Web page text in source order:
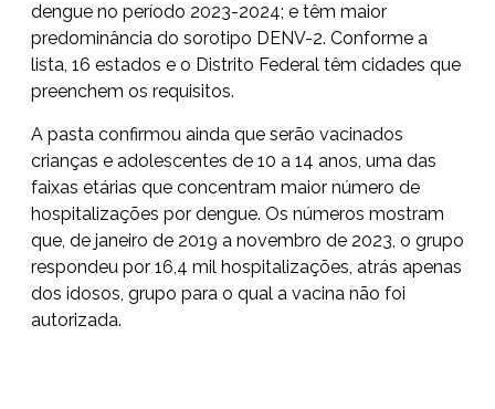
dengue no período 2023-2024; e têm maior
predominância do sorotipo DENV-2. Conforme a
lista, 16 estados e o Distrito Federal têm cidades que
preenchem os requisitos.
A pasta confirmou ainda que serão vacinados
crianças e adolescentes de 10 a 14 anos, uma das
faixas etárias que concentram maior número de
hospitalizações por dengue. Os números mostram
que, de janeiro de 2019 a novembro de 2023, o grupo
respondeu por 16,4 mil hospitalizações, atrás apenas
dos idosos, grupo para o qual a vacina não foi
autorizada.